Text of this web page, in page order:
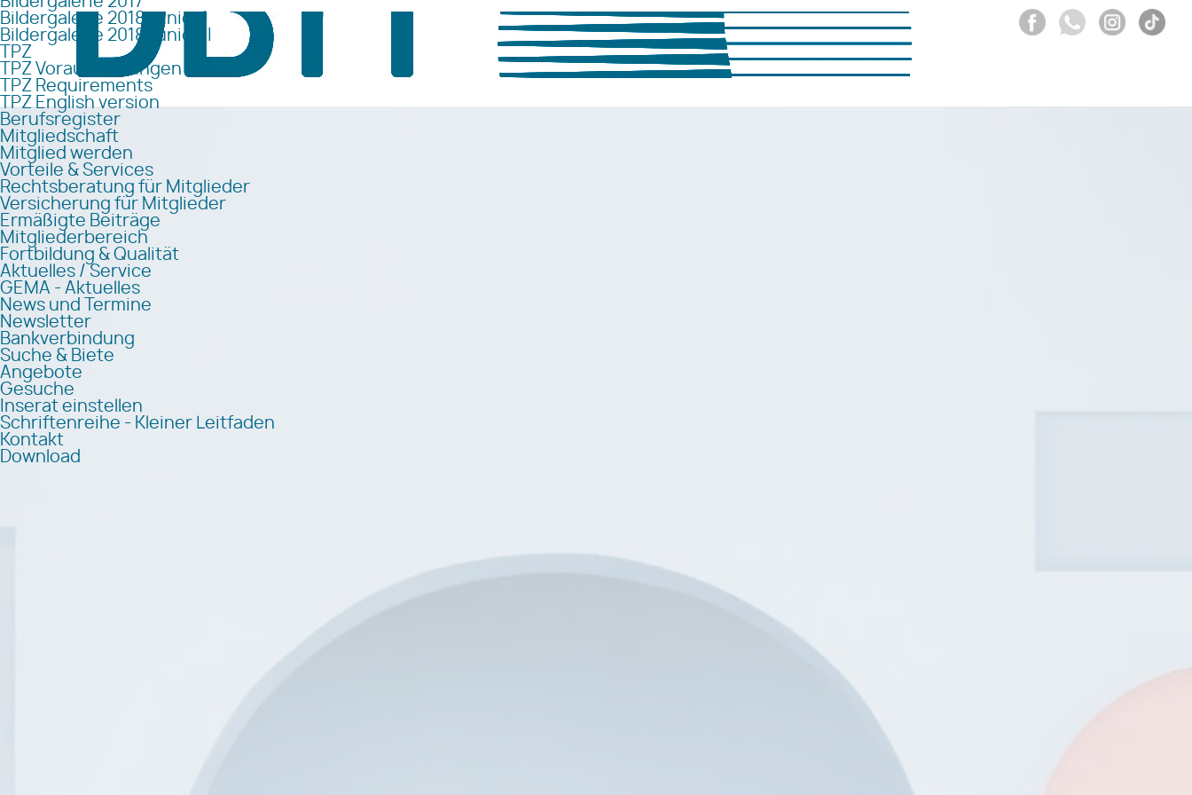
Bildergalerie 2018 Junior I
Bildergalerie 2018 Junior II
TPZ
TPZ Voraussetzungen
TPZ Requirements
TPZ English version
Berufsregister
Mitgliedschaft
Mitglied werden
Vorteile & Services
Rechtsberatung für Mitglieder
Versicherung für Mitglieder
Ermäßigte Beiträge
Mitgliederbereich
Fortbildung & Qualität
Aktuelles / Service
GEMA - Aktuelles
News und Termine
Newsletter
Bankverbindung
Suche & Biete
Angebote
Gesuche
Inserat einstellen
Schriftenreihe - Kleiner Leitfaden
Kontakt
Download